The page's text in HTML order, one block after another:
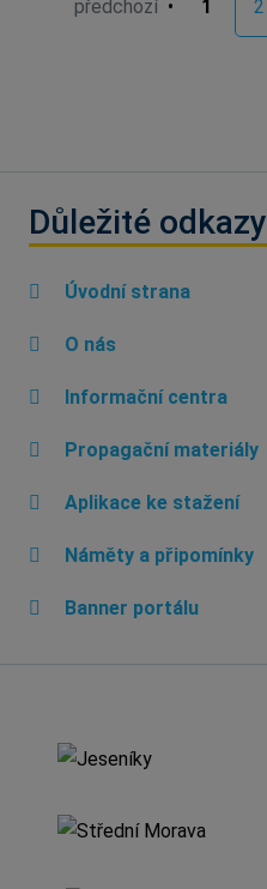
předchozí• 1 2
Důležité odkazy
Úvodní strana
O nás
Informační centra
Propagační materiály
Aplikace ke stažení
Náměty a připomínky
Banner portálu